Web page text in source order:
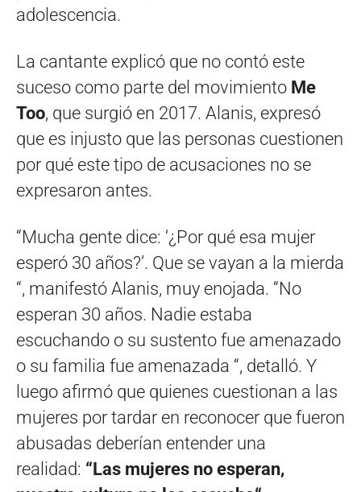
adolescencia.
La cantante explicó que no contó este
suceso como parte del movimiento Me
Too, que surgió en 2017. Alanis, expresó
que es injusto que las personas cuestionen
por qué este tipo de acusaciones no se
expresaron antes.
“Mucha gente dice: ‘¿Por qué esa mujer
esperó 30 años?’. Que se vayan a la mierda
“, manifestó Alanis, muy enojada. “No
esperan 30 años. Nadie estaba
escuchando o su sustento fue amenazado
o su familia fue amenazada “, detalló. Y
luego afirmó que quienes cuestionan a las
mujeres por tardar en reconocer que fueron
abusadas deberían entender una
realidad: “Las mujeres no esperan,